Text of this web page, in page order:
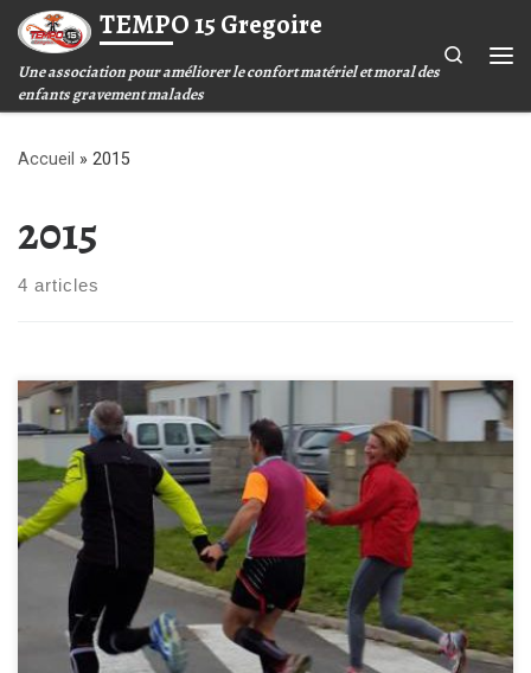
Passer au contenu
TEMPO 15 Gregoire
Une association pour améliorer le confort matériel et moral des
enfants gravement malades
Search
Accueil » 2015
2015
4 articles